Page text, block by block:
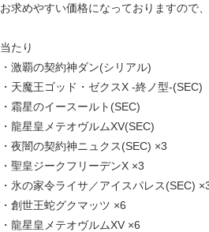
お求めやすい価格になっておりますので
当たり
・激覇の契約神ダン(シリアル)
・天魔王ゴッド・ゼクスX -終ノ型-(SEC)
・霜星のイースールト(SEC)
・龍星皇メテオヴルムXV(SEC)
・夜闇の契約神ニュクス(SEC) ×3
・聖皇ジークフリーデンX ×3
・氷の家令ライサ／アイスパレス(SEC)
・創世王蛇グクマッツ ×6
・龍星皇メテオヴルムXV ×6